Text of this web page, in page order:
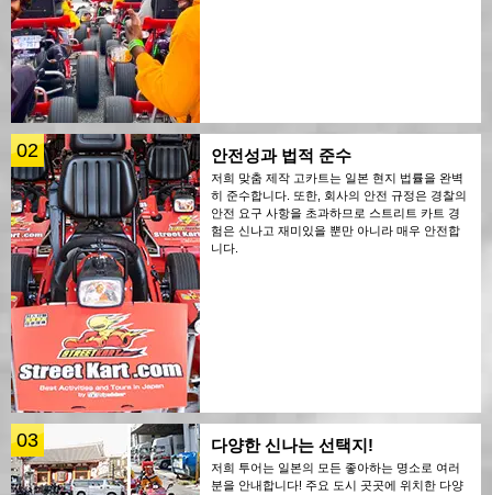
02 안전성과 법적 준수
저희 맞춤 제작 고카트는 일본 현지 법률을 완벽
히 준수합니다. 또한, 회사의 안전 규정은 경찰의
안전 요구 사항을 초과하므로 스트리트 카트 경
험은 신나고 재미있을 뿐만 아니라 매우 안전합
니다.
03 다양한 신나는 선택지!
저희 투어는 일본의 모든 좋아하는 명소로 여러
분을 안내합니다! 주요 도시 곳곳에 위치한 다양